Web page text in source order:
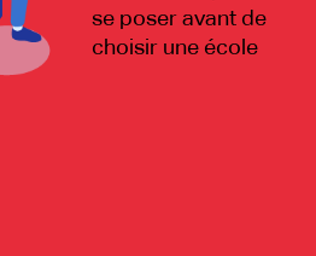
se poser avant de
choisir une école